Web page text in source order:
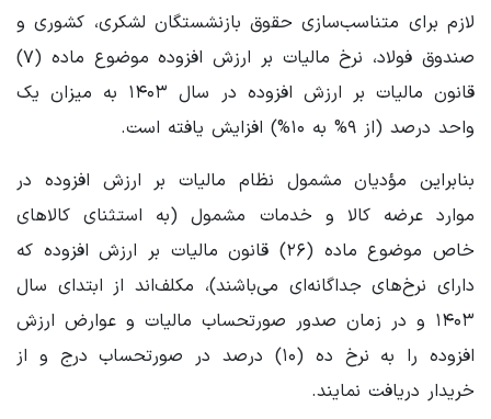
لازم برای متناسب‌سازی حقوق بازنشستگان لشکری، کشوری و
صندوق فولاد، نرخ مالیات بر ارزش افزوده موضوع ماده (۷)
قانون مالیات بر ارزش افزوده در سال ۱۴۰۳ به میزان یک
واحد درصد (از ۹% به ۱۰%) افزایش یافته است.
بنابراین مؤدیان مشمول نظام مالیات بر ارزش افزوده در
موارد عرضه کالا و خدمات مشمول (به استثنای کالاهای
خاص موضوع ماده (۲۶) قانون مالیات بر ارزش افزوده که
دارای نرخ‌های جداگانه‌ای می‌باشند)، مکلف‌اند از ابتدای سال
۱۴۰۳ و در زمان صدور صورتحساب مالیات و عوارض ارزش
افزوده را به نرخ ده (۱۰) درصد در صورتحساب درج و از
خریدار دریافت نمایند.